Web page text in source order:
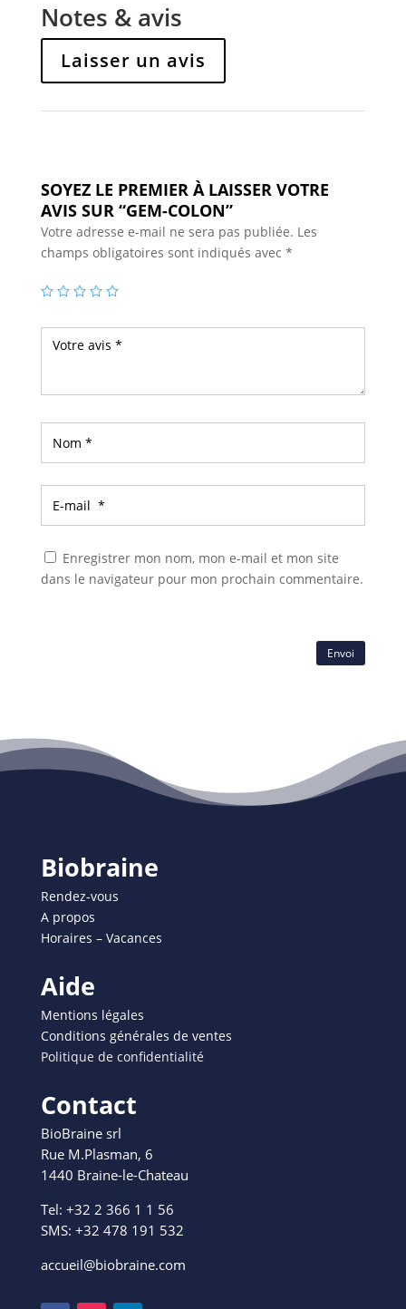
Notes & avis
Laisser un avis
SOYEZ LE PREMIER À LAISSER VOTRE
AVIS SUR “GEM-COLON”
Votre adresse e-mail ne sera pas publiée. Les
champs obligatoires sont indiqués avec *
Enregistrer mon nom, mon e-mail et mon site
dans le navigateur pour mon prochain commentaire.
Envoi
Biobraine
Rendez-vous
A propos
Horaires – Vacances
Aide
Mentions légales
Conditions générales de ventes
Politique de confidentialité
Contact
BioBraine srl
Rue M.Plasman, 6
1440 Braine-le-Chateau
Tel: +32 2 366 1 1 56
SMS: +32 478 191 532
accueil@biobraine.com